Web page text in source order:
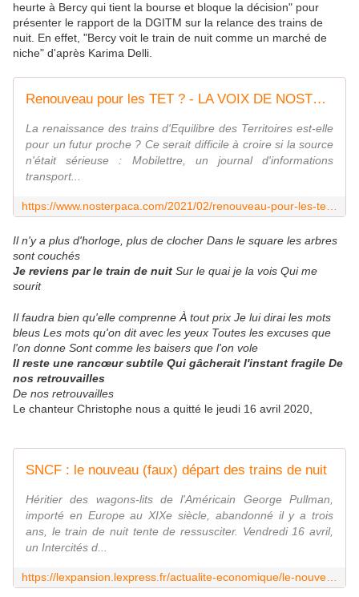
heurte à Bercy qui tient la bourse et bloque la décision" pour
présenter le rapport de la DGITM sur la relance des trains de
nuit. En effet, "Bercy voit le train de nuit comme un marché de
niche" d'après Karima Delli.
Renouveau pour les TET ? - LA VOIX DE NOSTERPACA
La renaissance des trains d'Equilibre des Territoires est-elle
pour un futur proche ? Ce serait difficile à croire si la source
n'était sérieuse : Mobilettre, un journal d'informations
transport...
Il n'y a plus d'horloge, plus de clocher Dans le square les arbres
sont couchés
Je reviens par le train de nuit Sur le quai je la vois Qui me
sourit
Il faudra bien qu'elle comprenne À tout prix Je lui dirai les mots
bleus Les mots qu'on dit avec les yeux Toutes les excuses que
l'on donne Sont comme les baisers que l'on vole
Il reste une rancœur subtile Qui gâcherait l'instant fragile De
nos retrouvailles
De nos retrouvailles
Le chanteur Christophe nous a quitté le jeudi 16 avril 2020,
SNCF : le nouveau (faux) départ des trains de nuit
Héritier des wagons-lits de l'Américain George Pullman,
importé en Europe au XIXe siècle, abandonné il y a trois
ans, le train de nuit tente de ressusciter. Vendredi 16 avril,
un Intercités d...